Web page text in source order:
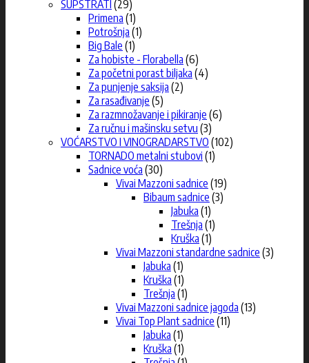
SUPSTRATI (29)
Primena (1)
Potrošnja (1)
Big Bale (1)
Za hobiste - Florabella (6)
Za početni porast biljaka (4)
Za punjenje saksija (2)
Za rasađivanje (5)
Za razmnožavanje i pikiranje (6)
Za ručnu i mašinsku setvu (3)
VOĆARSTVO I VINOGRADARSTVO (102)
TORNADO metalni stubovi (1)
Sadnice voća (30)
Vivai Mazzoni sadnice (19)
Bibaum sadnice (3)
Jabuka (1)
Trešnja (1)
Kruška (1)
Vivai Mazzoni standardne sadnice (3)
Jabuka (1)
Kruška (1)
Trešnja (1)
Vivai Mazzoni sadnice jagoda (13)
Vivai Top Plant sadnice (11)
Jabuka (1)
Kruška (1)